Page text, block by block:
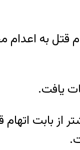
قتل به
یافت.
بابت